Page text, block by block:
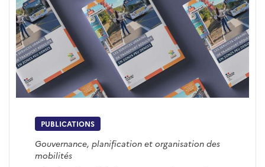
PUBLICATIONS
Gouvernance, planification et organisation des
mobilités